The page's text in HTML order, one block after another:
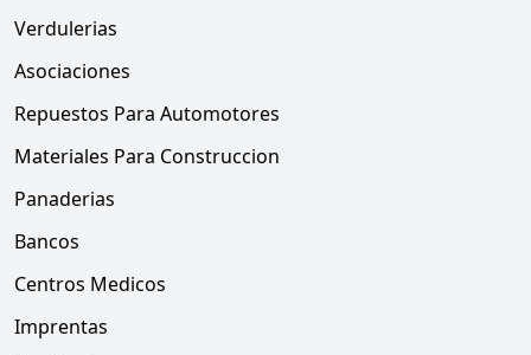
Verdulerias
Asociaciones
Repuestos Para Automotores
Materiales Para Construccion
Panaderias
Bancos
Centros Medicos
Imprentas